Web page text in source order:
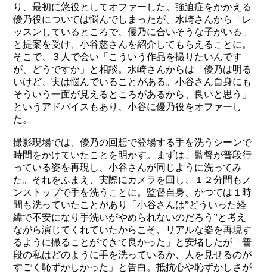
り、最初に悠役としてオファーした。強迫症をかかえる
優乃役については悩んでしまったが、水崎さんから「レ
ッスンしているところで、優乃に合いそうな子がいる」
と提案を受け、小谷慈さんを紹介してもらえることに。
そこで、３人で会い「こういう作品を撮りたいんです
が、どうですか」と相談。水崎さんからは「優乃は明る
いけど、実は悩んでいることがある。小谷さん自身にも
そういう一面が見えるところがあるから、良いと思う」
というアドバイスもあり、小谷に優乃役をオファーし
た。
撮影現場では、優乃の回想で登場する手を洗うシーンで
時間をかけていたことを明かす。まずは、監督が普段行
っている姿を再現し、小谷さんが同じように洗ってみ
た。それをふまえ、実際にカメラを回し、１２分間もノ
ンストップで手を洗うことに。監督自身、かつては１時
間も洗っていたことがあり「小谷さんは”どういった経
緯で不安になり手洗いがやめられないのだろう”と考え
ながら演じてくれていたからこそ、リアルな姿を再現す
るように撮ることができて良かった」と安堵したが「普
段の私はどのように手を洗っているか、人を見せるのが
すごく恥ずかしかった」と告白。抵抗心や恥ずかしさが